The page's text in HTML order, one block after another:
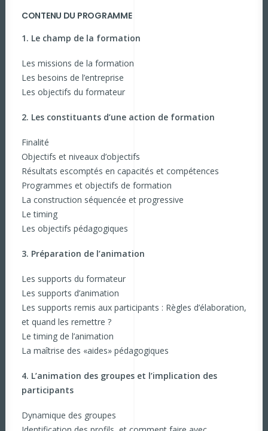
CONTENU DU PROGRAMME
1. Le champ de la formation
Les missions de la formation
Les besoins de l’entreprise
Les objectifs du formateur
2. Les constituants d’une action de formation
Finalité
Objectifs et niveaux d’objectifs
Résultats escomptés en capacités et compétences
Programmes et objectifs de formation
La construction séquencée et progressive
Le timing
Les objectifs pédagogiques
3. Préparation de l’animation
Les supports du formateur
Les supports d’animation
Les supports remis aux participants : Règles d’élaboration,
et quand les remettre ?
Le timing de l’animation
La maîtrise des «aides» pédagogiques
4. L’animation des groupes et l’implication des
participants
Dynamique des groupes